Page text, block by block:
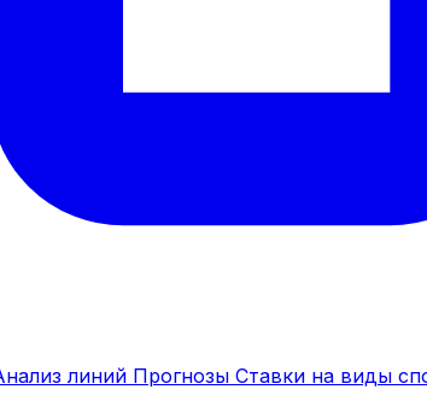
линий Прогнозы Ставки на виды